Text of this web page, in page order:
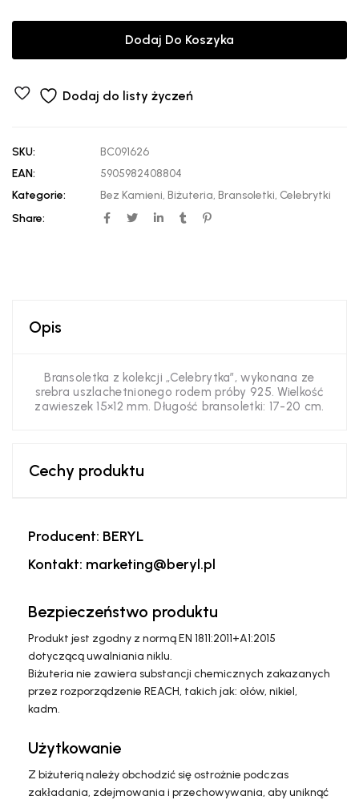
Dodaj Do Koszyka
Dodaj do listy życzeń
SKU:
BC091626
EAN:
5905982408804
Kategorie:
Bez Kamieni, Biżuteria, Bransoletki, Celebrytki
Share:
Opis
Bransoletka z kolekcji „Celebrytka”, wykonana ze
srebra uszlachetnionego rodem próby 925. Wielkość
zawieszek 15×12 mm. Długość bransoletki: 17-20 cm.
Cechy produktu
Producent: BERYL
Kontakt: marketing@beryl.pl
Bezpieczeństwo produktu
Produkt jest zgodny z normą EN 1811:2011+A1:2015
dotyczącą uwalniania niklu.
Biżuteria nie zawiera substancji chemicznych zakazanych
przez rozporządzenie REACH, takich jak: ołów, nikiel,
kadm.
Użytkowanie
Z biżuterią należy obchodzić się ostrożnie podczas
zakładania, zdejmowania i przechowywania, aby uniknąć